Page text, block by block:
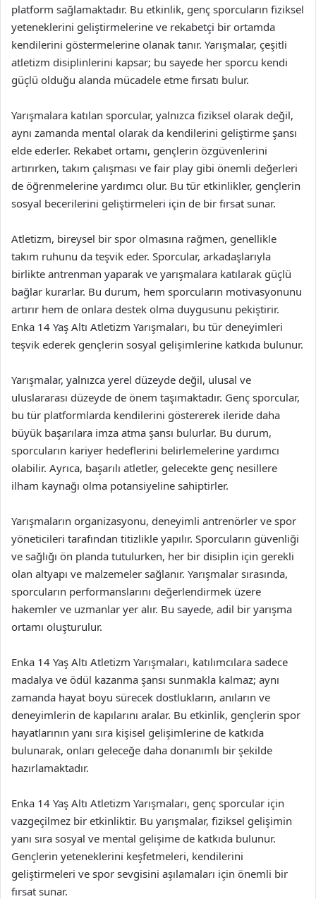
platform sağlamaktadır. Bu etkinlik, genç sporcuların fiziksel
yeteneklerini geliştirmelerine ve rekabetçi bir ortamda
kendilerini göstermelerine olanak tanır. Yarışmalar, çeşitli
atletizm disiplinlerini kapsar; bu sayede her sporcu kendi
güçlü olduğu alanda mücadele etme fırsatı bulur.
Yarışmalara katılan sporcular, yalnızca fiziksel olarak değil,
aynı zamanda mental olarak da kendilerini geliştirme şansı
elde ederler. Rekabet ortamı, gençlerin özgüvenlerini
artırırken, takım çalışması ve fair play gibi önemli değerleri
de öğrenmelerine yardımcı olur. Bu tür etkinlikler, gençlerin
sosyal becerilerini geliştirmeleri için de bir fırsat sunar.
Atletizm, bireysel bir spor olmasına rağmen, genellikle
takım ruhunu da teşvik eder. Sporcular, arkadaşlarıyla
birlikte antrenman yaparak ve yarışmalara katılarak güçlü
bağlar kurarlar. Bu durum, hem sporcuların motivasyonunu
artırır hem de onlara destek olma duygusunu pekiştirir.
Enka 14 Yaş Altı Atletizm Yarışmaları, bu tür deneyimleri
teşvik ederek gençlerin sosyal gelişimlerine katkıda bulunur.
Yarışmalar, yalnızca yerel düzeyde değil, ulusal ve
uluslararası düzeyde de önem taşımaktadır. Genç sporcular,
bu tür platformlarda kendilerini göstererek ileride daha
büyük başarılara imza atma şansı bulurlar. Bu durum,
sporcuların kariyer hedeflerini belirlemelerine yardımcı
olabilir. Ayrıca, başarılı atletler, gelecekte genç nesillere
ilham kaynağı olma potansiyeline sahiptirler.
Yarışmaların organizasyonu, deneyimli antrenörler ve spor
yöneticileri tarafından titizlikle yapılır. Sporcuların güvenliği
ve sağlığı ön planda tutulurken, her bir disiplin için gerekli
olan altyapı ve malzemeler sağlanır. Yarışmalar sırasında,
sporcuların performanslarını değerlendirmek üzere
hakemler ve uzmanlar yer alır. Bu sayede, adil bir yarışma
ortamı oluşturulur.
Enka 14 Yaş Altı Atletizm Yarışmaları, katılımcılara sadece
madalya ve ödül kazanma şansı sunmakla kalmaz; aynı
zamanda hayat boyu sürecek dostlukların, anıların ve
deneyimlerin de kapılarını aralar. Bu etkinlik, gençlerin spor
hayatlarının yanı sıra kişisel gelişimlerine de katkıda
bulunarak, onları geleceğe daha donanımlı bir şekilde
hazırlamaktadır.
Enka 14 Yaş Altı Atletizm Yarışmaları, genç sporcular için
vazgeçilmez bir etkinliktir. Bu yarışmalar, fiziksel gelişimin
yanı sıra sosyal ve mental gelişime de katkıda bulunur.
Gençlerin yeteneklerini keşfetmeleri, kendilerini
geliştirmeleri ve spor sevgisini aşılamaları için önemli bir
fırsat sunar.